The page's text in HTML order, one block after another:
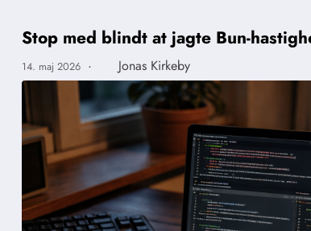
Stop med blindt at jagte Bun-
14. maj 2026 · Jonas Kirkeby